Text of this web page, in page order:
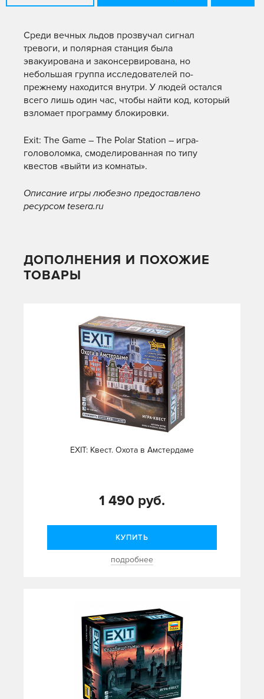
Среди вечных льдов прозвучал сигнал
тревоги, и полярная станция была
эвакуирована и законсервирована, но
небольшая группа исследователей по-
прежнему находится внутри. У людей остался
всего лишь один час, чтобы найти код, который
взломает программу блокировки.
Exit: The Game – The Polar Station – игра-
головоломка, смоделированная по типу
квестов «выйти из комнаты».
Описание игры любезно предоставлено
ресурсом tesera.ru
ДОПОЛНЕНИЯ И ПОХОЖИЕ
ТОВАРЫ
EXIT: Квест. Охота в Амстердаме
1 490 руб.
КУПИТЬ
подробнее